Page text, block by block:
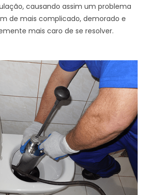
causando assim um problema
de mais complicado, demorado e
mais caro de se resolver.